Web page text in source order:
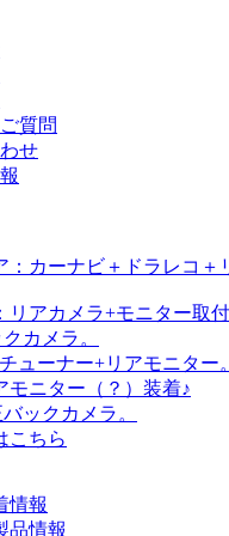
質問
せ
：カーナビ＋ドラレコ＋
リアカメラ+モニター取付
カメラ。
ューナー+リアモニター。
モニター（？）装着♪
ックカメラ。
こちら
情報
品情報